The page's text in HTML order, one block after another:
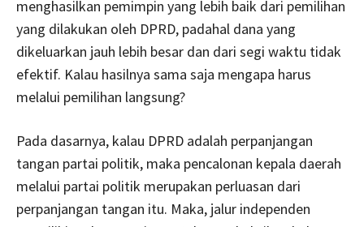
menghasilkan pemimpin yang lebih baik dari pemilihan
yang dilakukan oleh DPRD, padahal dana yang
dikeluarkan jauh lebih besar dan dari segi waktu tidak
efektif. Kalau hasilnya sama saja mengapa harus
melalui pemilihan langsung?
Pada dasarnya, kalau DPRD adalah perpanjangan
tangan partai politik, maka pencalonan kepala daerah
melalui partai politik merupakan perluasan dari
perpanjangan tangan itu. Maka, jalur independen